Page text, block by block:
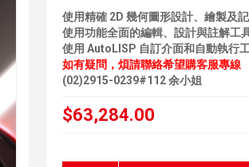
使用精確 2D 幾何圖形設計、繪製及
使用功能全面的編輯、設計與註解工
使用 AutoLISP 自訂介面和自動執行
如有疑問，煩請聯絡希望購客服專線
(02)2915-0239#112 余小姐
$63,284.00